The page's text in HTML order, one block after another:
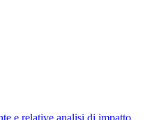
e relative analisi di impatto